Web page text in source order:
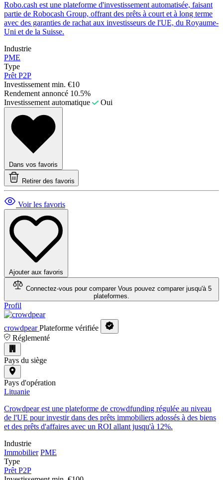
Robo.cash est une plateforme d'investissement automatisée, faisant
partie de Robocash Group, offrant des prêts à court et à long terme
avec des garanties de rachat aux investisseurs de l'UE, du Royaume-
Uni et de la Suisse.
Industrie
PME
Type
Prêt P2P
Investissement min. €10
Rendement annoncé 10.5%
Investissement automatique
Oui
Dans vos favoris
Retirer des favoris
Voir les favoris
Ajouter aux favoris
Connectez-vous pour comparer Vous pouvez comparer jusqu'à 5
plateformes.
Profil
crowdpear Plateforme vérifiée
Réglementé
Pays du siège
Pays d'opération
Lituanie
Crowdpear est une plateforme de crowdfunding régulée au niveau
de l'UE pour investir dans des prêts immobiliers adossés à des biens
et des prêts d'affaires avec un ROI allant jusqu'à 12%.
Industrie
Immobilier PME
Type
Prêt P2P